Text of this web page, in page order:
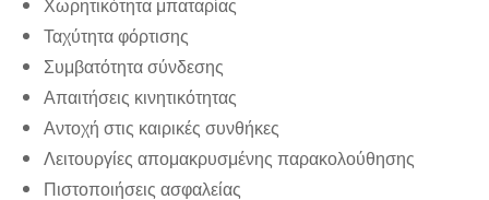
Χωρητικότητα μπαταρίας
Ταχύτητα φόρτισης
Συμβατότητα σύνδεσης
Απαιτήσεις κινητικότητας
Αντοχή στις καιρικές συνθήκες
Λειτουργίες απομακρυσμένης παρακολούθησης
Πιστοποιήσεις ασφαλείας